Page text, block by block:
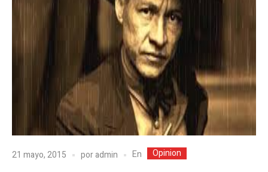
21 mayo, 2015 poradmin En Opinion